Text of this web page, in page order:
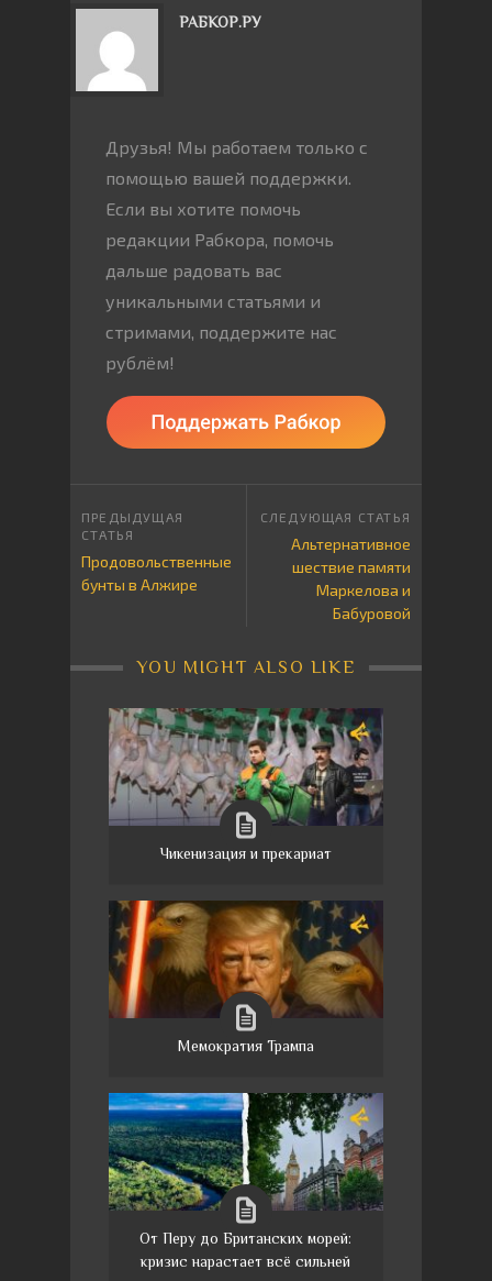
РАБКОР.РУ
Друзья! Мы работаем только с
помощью вашей поддержки.
Если вы хотите помочь
редакции Рабкора, помочь
дальше радовать вас
уникальными статьями и
стримами, поддержите нас
рублём!
Продовольственные
бунты в Алжире
Альтернативное
шествие памяти
Маркелова и
Бабуровой
YOU MIGHT ALSO LIKE
Чикенизация и прекариат
Мемократия Трампа
От Перу до Британских морей:
кризис нарастает всё сильней